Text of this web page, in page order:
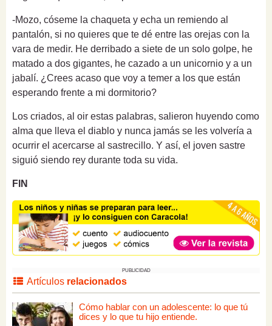
-Mozo, cóseme la chaqueta y echa un remiendo al
pantalón, si no quieres que te dé entre las orejas con la
vara de medir. He derribado a siete de un solo golpe, he
matado a dos gigantes, he cazado a un unicornio y a un
jabalí. ¿Crees acaso que voy a temer a los que están
esperando frente a mi dormitorio?
Los criados, al oir estas palabras, salieron huyendo como
alma que lleva el diablo y nunca jamás se les volvería a
ocurrir el acercarse al sastrecillo. Y así, el joven sastre
siguió siendo rey durante toda su vida.
FIN
PUBLICIDAD
Artículos relacionados
Cómo hablar con un adolescente: lo que tú
dices y lo que tu hijo entiende.